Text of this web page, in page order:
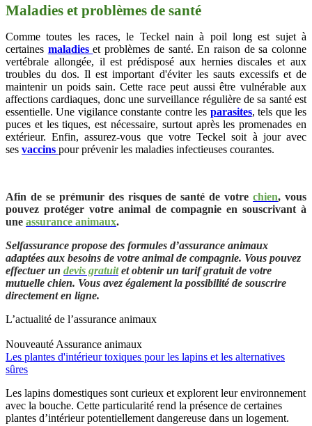
Maladies et problèmes de santé
Comme toutes les races, le Teckel nain à poil long est sujet à
certaines maladieset problèmes de santé. En raison de sa colonne
vertébrale allongée, il est prédisposé aux hernies discales et aux
troubles du dos. Il est important d'éviter les sauts excessifs et de
maintenir un poids sain. Cette race peut aussi être vulnérable aux
affections cardiaques, donc une surveillance régulière de sa santé est
essentielle. Une vigilance constante contre les parasites, tels que les
puces et les tiques, est nécessaire, surtout après les promenades en
extérieur. Enfin, assurez-vous que votre Teckel soit à jour avec
ses vaccins pour prévenir les maladies infectieuses courantes.
Afin de se prémunir des risques de santé de votrechien, vous
pouvez protéger votre animal de compagnie en souscrivant à
une assurance animaux.
Selfassurance propose des formules d’assurance animaux
adaptées aux besoins de votre animal de compagnie. Vous pouvez
effectuer un devis gratuitet obtenir un tarif gratuit de votre
mutuelle chien. Vous avez également la possibilité de souscrire
directement en ligne.
L’actualité de l’assurance animaux
Nouveauté Assurance animaux
Les plantes d'intérieur toxiques pour les lapins et les alternatives
sûres
Les lapins domestiques sont curieux et explorent leur environnement
avec la bouche. Cette particularité rend la présence de certaines
plantes d’intérieur potentiellement dangereuse dans un logement.